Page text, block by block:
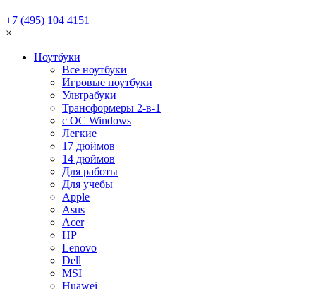
+7 (495) 104 4151
×
Ноутбуки
Все ноутбуки
Игровые ноутбуки
Ультрабуки
Трансформеры 2-в-1
с ОС Windows
Легкие
17 дюймов
14 дюймов
Для работы
Для учебы
Apple
Asus
Acer
HP
Lenovo
Dell
MSI
Huawei